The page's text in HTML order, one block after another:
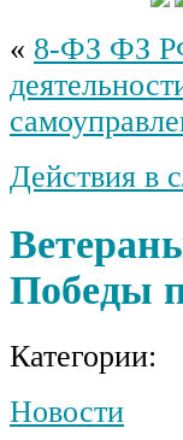
« 8-ФЗ ФЗ
Действия в
Победы
Категории:
Новости